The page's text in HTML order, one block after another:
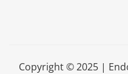
Copyright © 2025 |